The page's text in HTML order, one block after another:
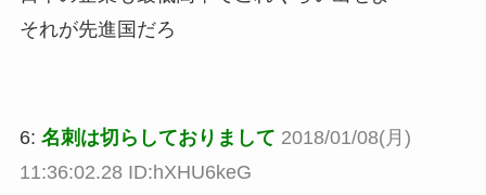
それが先進国だろ
6: 名刺は切らしておりまして 2018/01/08(月)
11:36:02.28 ID:hXHU6keG